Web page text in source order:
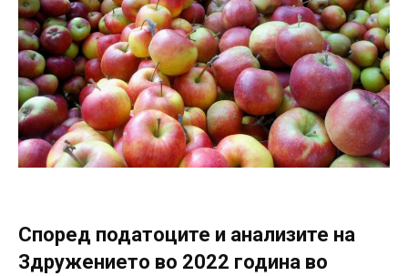
Според податоците и анализите на
Здружението во 2022 година во